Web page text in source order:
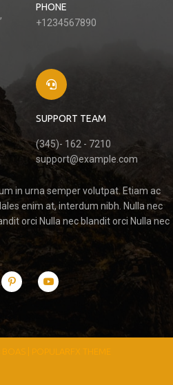
PHONE
+1234567890
SUPPORT TEAM
(345)- 162 - 7210
support@example.com
in urna semper volutpat. Etiam ac
enim at, interdum nibh. Nulla nec
orci Nulla nec blandit orci Nulla nec
| POPULARFX THEME